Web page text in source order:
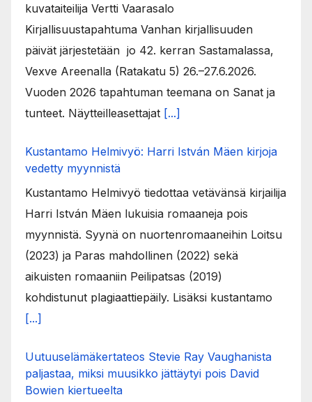
kuvataiteilija Vertti Vaarasalo
Kirjallisuustapahtuma Vanhan kirjallisuuden
päivät järjestetään jo 42. kerran Sastamalassa,
Vexve Areenalla (Ratakatu 5) 26.–27.6.2026.
Vuoden 2026 tapahtuman teemana on Sanat ja
tunteet. Näytteilleasettajat [...]
Kustantamo Helmivyö: Harri István Mäen kirjoja
vedetty myynnistä
Kustantamo Helmivyö tiedottaa vetävänsä kirjailija
Harri István Mäen lukuisia romaaneja pois
myynnistä. Syynä on nuortenromaaneihin Loitsu
(2023) ja Paras mahdollinen (2022) sekä
aikuisten romaaniin Peilipatsas (2019)
kohdistunut plagiaattiepäily. Lisäksi kustantamo
[...]
Uutuuselämäkertateos Stevie Ray Vaughanista
paljastaa, miksi muusikko jättäytyi pois David
Bowien kiertueelta